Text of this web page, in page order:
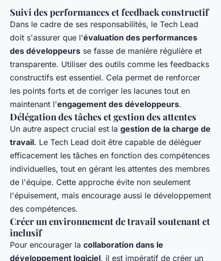
Suivi des performances et feedback constructif
Dans le cadre de ses responsabilités, le Tech Lead
doit s'assurer que l'évaluation des performances
des développeurs se fasse de manière régulière et
transparente. Utiliser des outils comme les feedbacks
constructifs est essentiel. Cela permet de renforcer
les points forts et de corriger les lacunes tout en
maintenant l'engagement des développeurs.
Délégation des tâches et gestion des attentes
Un autre aspect crucial est la gestion de la charge de
travail. Le Tech Lead doit être capable de déléguer
efficacement les tâches en fonction des compétences
individuelles, tout en gérant les attentes des membres
de l'équipe. Cette approche évite non seulement
l'épuisement, mais encourage aussi le développement
des compétences.
Créer un environnement de travail soutenant et
inclusif
Pour encourager la collaboration dans le
développement logiciel, il est impératif de créer un